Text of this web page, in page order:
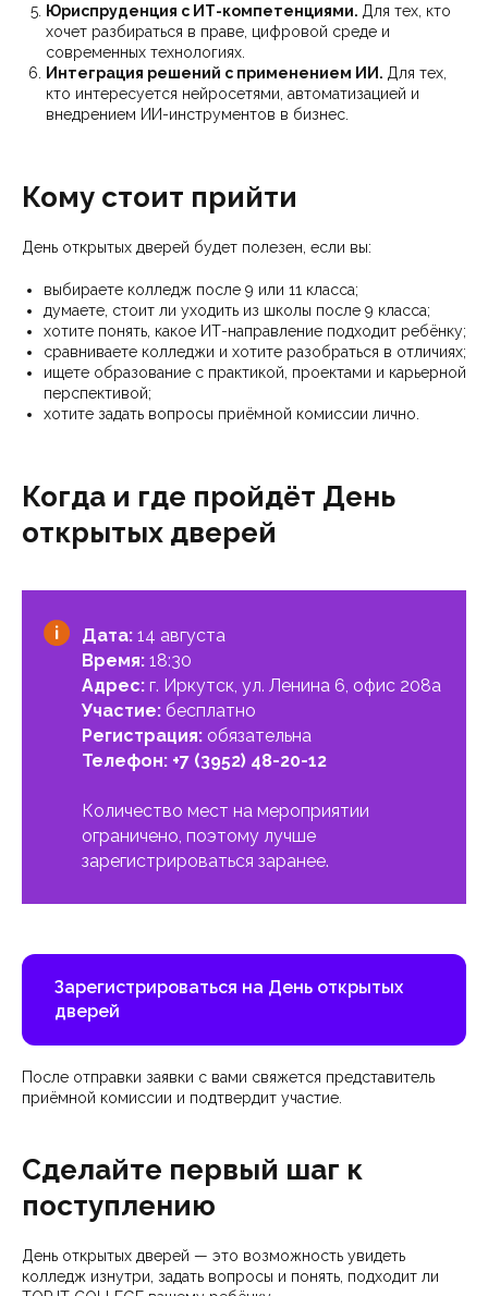
Юриспруденция с ИТ-компетенциями. Для тех, кто
хочет разбираться в праве, цифровой среде и
современных технологиях.
Интеграция решений с применением ИИ. Для тех,
кто интересуется нейросетями, автоматизацией и
внедрением ИИ-инструментов в бизнес.
Кому стоит прийти
День открытых дверей будет полезен, если вы:
выбираете колледж после 9 или 11 класса;
думаете, стоит ли уходить из школы после 9 класса;
хотите понять, какое ИТ-направление подходит ребёнку;
сравниваете колледжи и хотите разобраться в отличиях;
ищете образование с практикой, проектами и карьерной
перспективой;
хотите задать вопросы приёмной комиссии лично.
Когда и где пройдёт День
открытых дверей
Дата: 14 августа
Время: 18:30
Адрес: г. Иркутск, ул. Ленина 6, офис 208а
Участие: бесплатно
Регистрация: обязательна
Телефон: +7 (3952) 48-20-12
Количество мест на мероприятии
ограничено, поэтому лучше
зарегистрироваться заранее.
Зарегистрироваться на День открытых
дверей
После отправки заявки с вами свяжется представитель
приёмной комиссии и подтвердит участие.
Сделайте первый шаг к
поступлению
День открытых дверей — это возможность увидеть
колледж изнутри, задать вопросы и понять, подходит ли